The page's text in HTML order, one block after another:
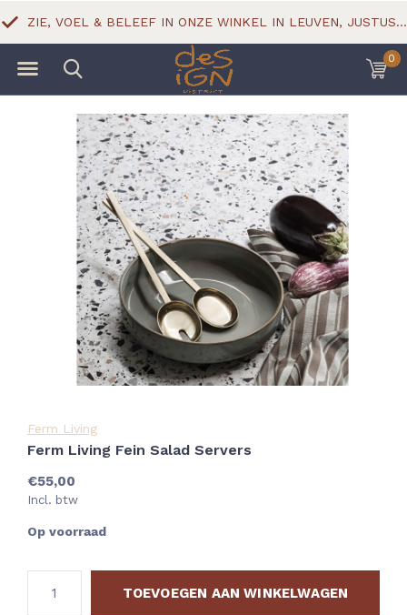
0
ZIE, VOEL & BELEEF IN ONZE WINKEL IN LEUVEN, JUSTUS LIPSIUSSTRAAT 18
Ferm Living
Ferm Living Fein Salad Servers
€55,00
Incl. btw
Op voorraad
TOEVOEGEN AAN WINKELWAGEN